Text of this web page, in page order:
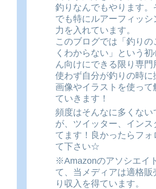
釣りなんでもやります。
でも特にルアーフィッシ
力を入れています。
このブログでは「釣りの
くわからない」という初
ん向けにできる限り専門
使わず自分が釣りの時に
画像やイラストを使って
ていきます！
頻度はそんなに多くない
が、ツイッター、インス
てます！良かったらフォ
て下さい☆
※Amazonのアソシエイ
て、当メディアは適格販
り収入を得ています。